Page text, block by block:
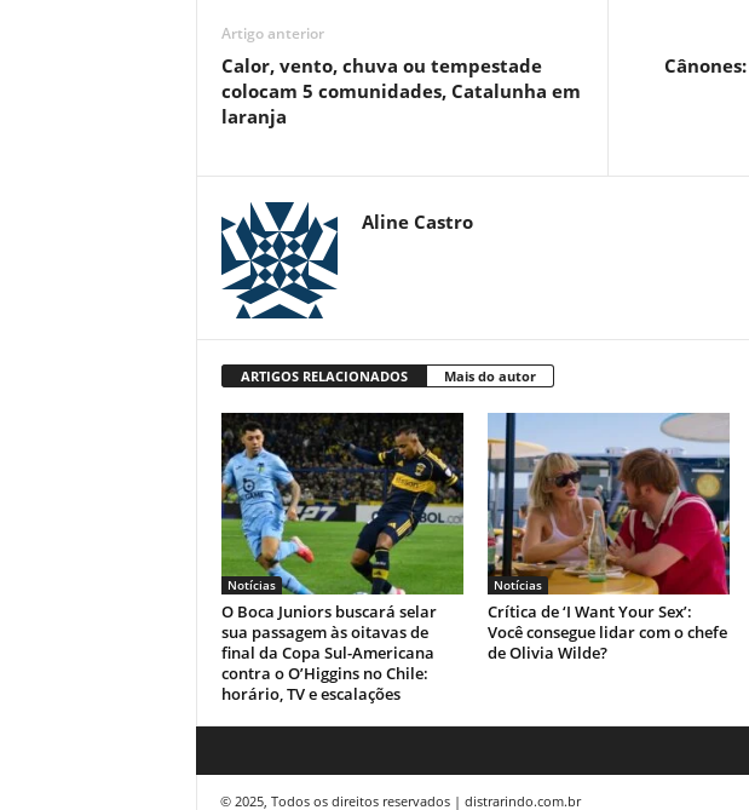
Artigo anterior
Calor, vento, chuva ou tempestade
colocam 5 comunidades, Catalunha em
laranja
Aline Castro
ARTIGOS RELACIONADOS Mais do autor
Notícias
O Boca Juniors buscará selar
sua passagem às oitavas de
final da Copa Sul-Americana
contra o O’Higgins no Chile:
horário, TV e escalações
Notícias
Crítica de ‘I Want Your Sex’:
Você consegue lidar com o chefe
de Olivia Wilde?
© 2025, Todos os direitos reservados | distrarindo.com.br